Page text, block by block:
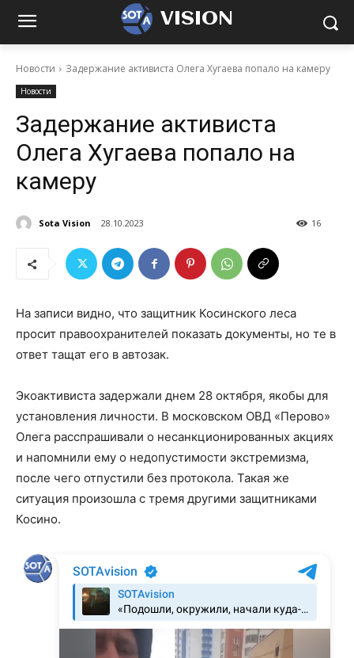
VISION
Новости Задержание активиста Олега Хугаева попало на камеру
Новости
Задержание активиста
Олега Хугаева попало на
камеру
Sota Vision 28.10.2023 16
На записи видно, что защитник Косинского леса
просит правоохранителей показать документы, но те в
ответ тащат его в автозак.
Экоактивиста задержали днем 28 октября, якобы для
установления личности. В московском ОВД «Перово»
Олега расспрашивали о несанкционированных акциях
и напомнили ему о недопустимости экстремизма,
после чего отпустили без протокола. Такая же
ситуация произошла с тремя другими защитниками
Косино.